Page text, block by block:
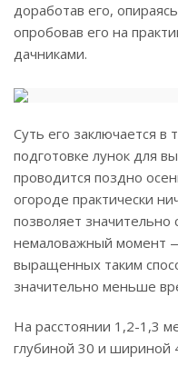
доработав его,
опробовав его на
дачниками.
Суть его заключается в
подготовке лунок для
проводится поздно
огороде практически
позволяет
немаловажный момент
выращенных таким
значительно меньше
На расстоянии 1,2-1,3
глубиной 30 и шириной